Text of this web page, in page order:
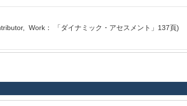
Work： 「ダイナミック・アセスメント」137頁)